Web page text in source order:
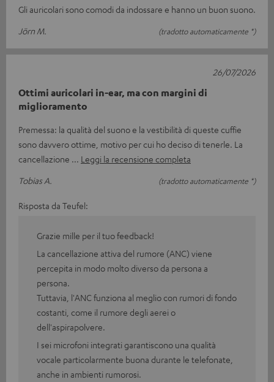
Gli auricolari sono comodi da indossare e hanno un buon suono.
Jörn M.
(tradotto automaticamente *)
Ottimi auricolari in-ear, ma con margini di
miglioramento
Premessa: la qualità del suono e la vestibilità di queste cuffie
sono davvero ottime, motivo per cui ho deciso di tenerle. La
cancellazione
Leggi la recensione completa
Tobias A.
(tradotto automaticamente *)
26/07/2026
Risposta da Teufel:
Grazie mille per il tuo feedback!
La cancellazione attiva del rumore (ANC) viene
percepita in modo molto diverso da persona a
persona.
Tuttavia, l'ANC funziona al meglio con rumori di fondo
costanti, come il rumore degli aerei o
dell'aspirapolvere.
I sei microfoni integrati garantiscono una qualità
vocale particolarmente buona durante le telefonate,
anche in ambienti rumorosi.